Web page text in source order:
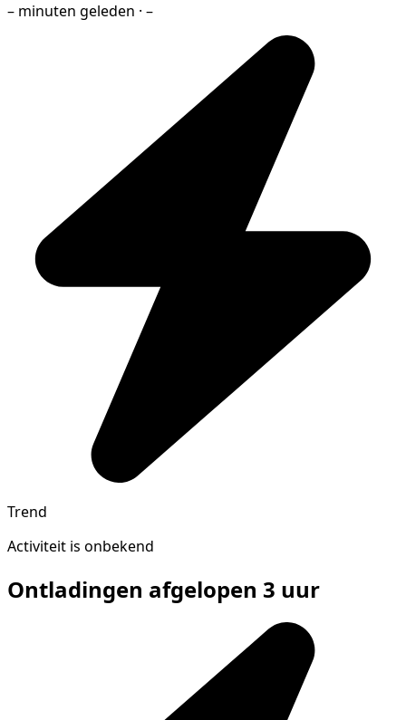
– minuten geleden · –
Trend
Activiteit is onbekend
Ontladingen afgelopen 3 uur